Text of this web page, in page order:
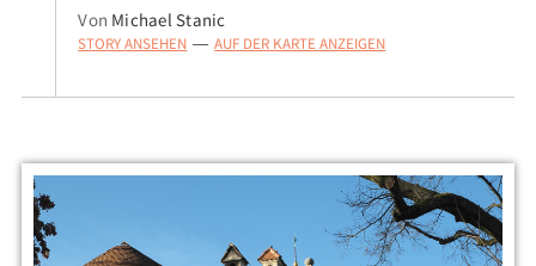
Von Michael Stanic
STORY ANSEHEN — AUF DER KARTE ANZEIGEN